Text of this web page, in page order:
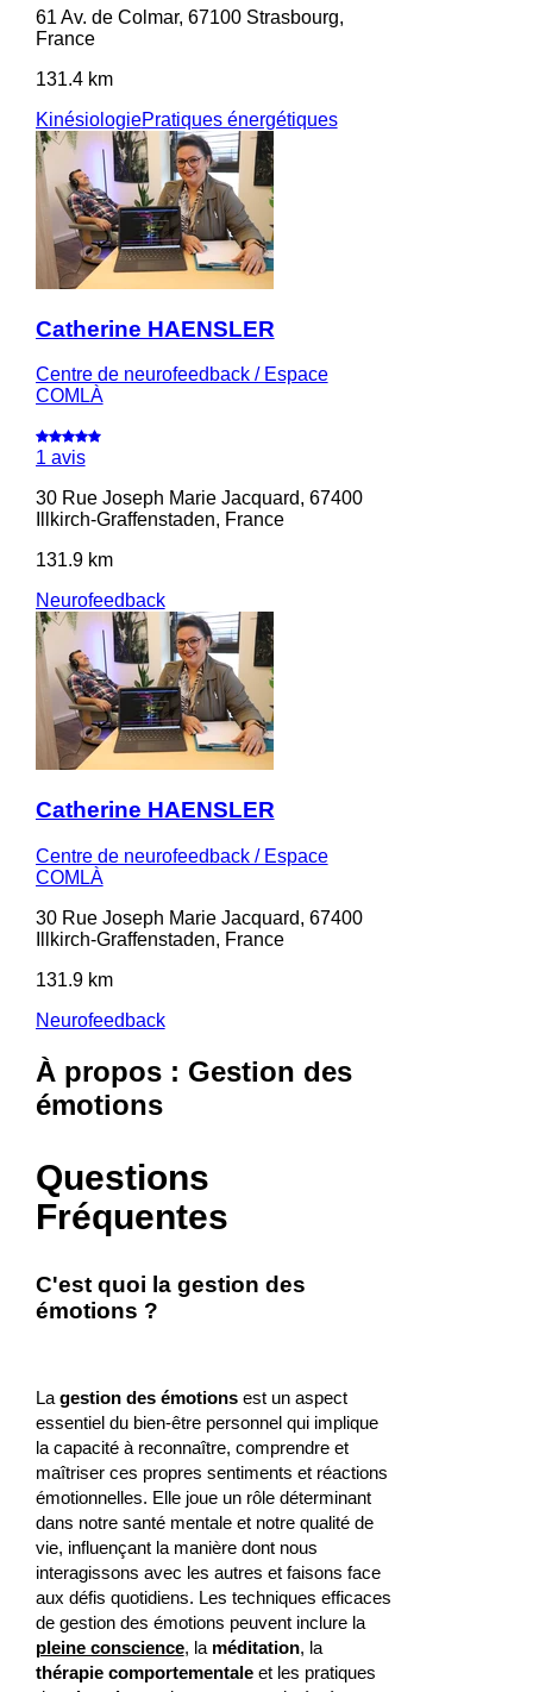
61 Av. de Colmar, 67100 Strasbourg,
France
131.4 km
KinésiologiePratiques énergétiques
Catherine HAENSLER
Centre de neurofeedback / Espace
COMLÀ
1 avis
30 Rue Joseph Marie Jacquard, 67400
Illkirch-Graffenstaden, France
131.9 km
Neurofeedback
Catherine HAENSLER
Centre de neurofeedback / Espace
COMLÀ
30 Rue Joseph Marie Jacquard, 67400
Illkirch-Graffenstaden, France
131.9 km
Neurofeedback
À propos : Gestion des
émotions
Questions
Fréquentes
C'est quoi la gestion des
émotions ?
La gestion des émotionsest un aspect
essentiel du bien-être personnel qui implique
la capacité à reconnaître, comprendre et
maîtriser ces propres sentiments et réactions
émotionnelles. Elle joue un rôle déterminant
dans notre santé mentale et notre qualité de
vie, influençant la manière dont nous
interagissons avec les autres et faisons face
aux défis quotidiens. Les techniques efficaces
de gestion des émotions peuvent inclure la
pleine conscience, la méditation, la
thérapie comportementaleet les pratiques